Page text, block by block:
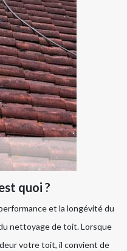
quoi ?
et la longévité du
nettoyage de toit. Lorsque
votre toit, il convient de